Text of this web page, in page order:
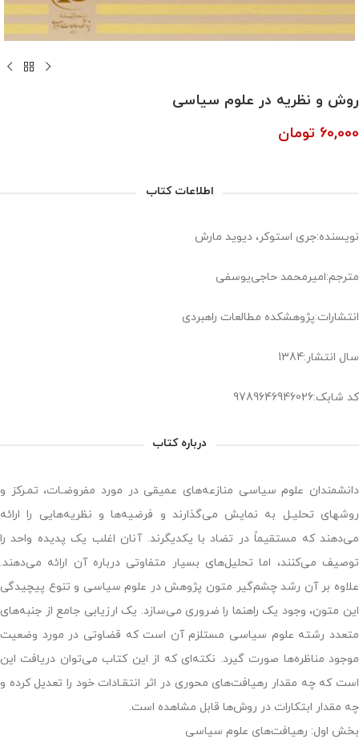
روش و نظریه در علوم سیاسی
60,000 تومان
اطلاعات کتاب
نویسنده:جری استوکر، دیوید مارش
مترجم:امیرمحمد حاجی‌یوسفی
انتشارات:پژوهشکده مطالعات راهبردی
سال انتشار:1384
کد شابک:9789646946026
درباره کتاب
دانشمندان علوم سیاسی منازعه‌‏های عمیقی در مورد مفروضـات، تمـرکز و
روش‏های تحلیـل به نمایش می‏‌گذارند و فرضیه‌‏ها و نظریه‏‌هایی را ارائه
می‌‏دهند که مستقیماً در تضاد با یکدیگرند. آنان اغلب یک پدیده واحد را
توصیف می‏‌کنند، اما تحلیل‏‌های بسیار متفاوتی درباره آن ارائه می‌‏دهند.
علاوه بر آن رشد چشم‌گیر متون پژوهش در علوم سیاسی و تنوع پیچیدگی
این متون، وجود یک راهنما را ضروری می‌‏سازد. یک ارزیابی جامع از جنبه‌‏های
متعدد رشته علوم سیاسی مستلزم آن است که قضاوتی در مورد وضعیت
موجود مناظره‌‏ها صورت گیرد. نکته‏‌ای که از این کتاب می‌‏توان دریافت این
است که چه مقدار رهیافت‏‌های محوری در اثر انتقـادات خود را تعدیل کرده و
چه مقدار ابتکارات در روش‌‏ها قابل مشاهده است.
بخش اول: رهیافت‏‌های علوم سیاسی